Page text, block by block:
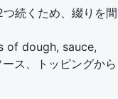
つ続くため、綴りを間
of dough, sauce,
ス、トッピングから